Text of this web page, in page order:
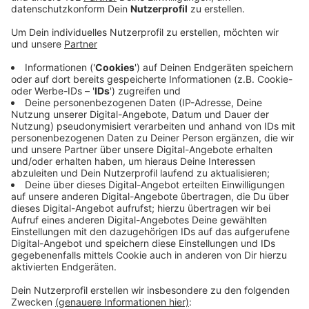
Anzeige
Im Kreis Wesel gab es in der Silvesternacht über
hundert Einsätze - das sind fast doppelt so viele wie in
den beiden Vorjahren. Die Einsatzkräfte mussten
wegen mehrerer kleiner Brände ausrücken, 16 Mal
randalierten Betrunkene. In Moers hat sich außerdem
ein 21-Jähriger mit einem Böller den Finger
abgetrennt. Er kam in eine Spezialklinik. Für
Schlagzeilen sorgten Massenkarambolagen auf der A3
und 2 im Ruhrgebiet bei dichtem Nebel. Die Bilanz hier:
Dutzende kaputte Autos, 40 Verletzte und eine
Ausnahmesituation für Rettungskräfte.
Anzeige